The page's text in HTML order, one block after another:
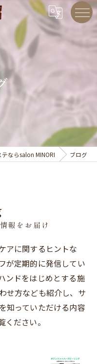
ならsalon MINORI ブログ
報をお届け
アに関するヒントな
が定期的に発信してい
ンドをはじめとする施
せ方なども紹介し、サ
知っていただける内容
ください。